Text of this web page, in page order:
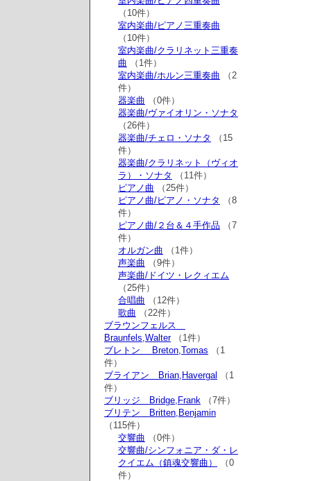
（10件）
室内楽曲/ピアノ三重奏曲
（10件）
室内楽曲/クラリネット三重奏
曲 （1件）
室内楽曲/ホルン三重奏曲 （2
件）
器楽曲 （0件）
器楽曲/ヴァイオリン・ソナタ
（26件）
器楽曲/チェロ・ソナタ
（15
件）
器楽曲/クラリネット（ヴィオ
ラ）・ソナタ
（11件）
ピアノ曲 （25件）
ピアノ曲/ピアノ・ソナタ
（8
件）
ピアノ曲/２台＆４手作品 （7
件）
オルガン曲 （1件）
声楽曲 （9件）
声楽曲/ドイツ・レクィエム
（25件）
合唱曲 （12件）
歌曲 （22件）
ブラウンフェルス
Braunfels,Walter（1件）
ブレトン Breton,Tomas （1
件）
ブライアン Brian,Havergal
（1
件）
ブリッジ Bridge,Frank （7件）
ブリテン Britten,Benjamin
（115件）
交響曲 （0件）
交響曲/シンフォニア・ダ・レ
クイエム（鎮魂交響曲）
（0
件）